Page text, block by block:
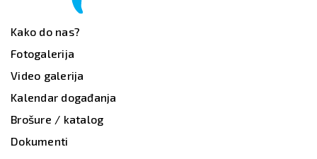
Kako do nas?
Fotogalerija
Video galerija
Kalendar događanja
Brošure / katalog
Dokumenti